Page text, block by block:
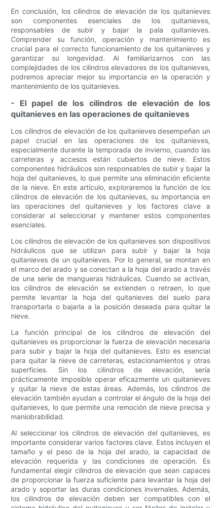
En conclusión, los cilindros de elevación de los quitanieves
son componentes esenciales de los quitanieves,
responsables de subir y bajar la pala quitanieves.
Comprender su función, operación y mantenimiento es
crucial para el correcto funcionamiento de los quitanieves y
garantizar su longevidad. Al familiarizarnos con las
complejidades de los cilindros elevadores de los quitanieves,
podremos apreciar mejor su importancia en la operación y
mantenimiento de los quitanieves.
- El papel de los cilindros de elevación de los
quitanieves en las operaciones de quitanieves
Los cilindros de elevación de los quitanieves desempeñan un
papel crucial en las operaciones de los quitanieves,
especialmente durante la temporada de invierno, cuando las
carreteras y accesos están cubiertos de nieve. Estos
componentes hidráulicos son responsables de subir y bajar la
hoja del quitanieves, lo que permite una eliminación eficiente
de la nieve. En este artículo, exploraremos la función de los
cilindros de elevación de los quitanieves, su importancia en
las operaciones del quitanieves y los factores clave a
considerar al seleccionar y mantener estos componentes
esenciales.
Los cilindros de elevación de los quitanieves son dispositivos
hidráulicos que se utilizan para subir y bajar la hoja
quitanieves de un quitanieves. Por lo general, se montan en
el marco del arado y se conectan a la hoja del arado a través
de una serie de mangueras hidráulicas. Cuando se activan,
los cilindros de elevación se extienden o retraen, lo que
permite levantar la hoja del quitanieves del suelo para
transportarla o bajarla a la posición deseada para quitar la
nieve.
La función principal de los cilindros de elevación del
quitanieves es proporcionar la fuerza de elevación necesaria
para subir y bajar la hoja del quitanieves. Esto es esencial
para quitar la nieve de carreteras, estacionamientos y otras
superficies. Sin los cilindros de elevación, sería
prácticamente imposible operar eficazmente un quitanieves
y quitar la nieve de estas áreas. Además, los cilindros de
elevación también ayudan a controlar el ángulo de la hoja del
quitanieves, lo que permite una remoción de nieve precisa y
maniobrabilidad.
Al seleccionar los cilindros de elevación del quitanieves, es
importante considerar varios factores clave. Estos incluyen el
tamaño y el peso de la hoja del arado, la capacidad de
elevación requerida y las condiciones de operación. Es
fundamental elegir cilindros de elevación que sean capaces
de proporcionar la fuerza suficiente para levantar la hoja del
arado y soportar las duras condiciones invernales. Además,
los cilindros de elevación deben ser compatibles con el